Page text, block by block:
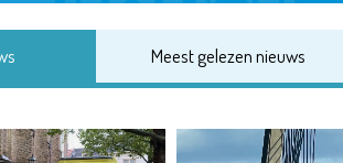
Meest gelezen nieuws